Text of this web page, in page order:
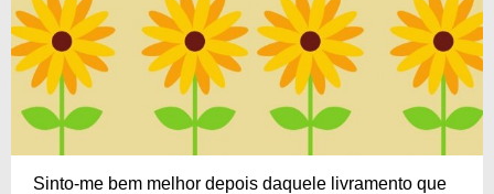
Sinto-me bem melhor depois daquele livramento que